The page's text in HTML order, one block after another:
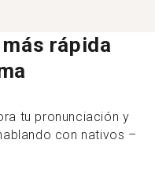
rápida
tu pronunciación y
con nativos –